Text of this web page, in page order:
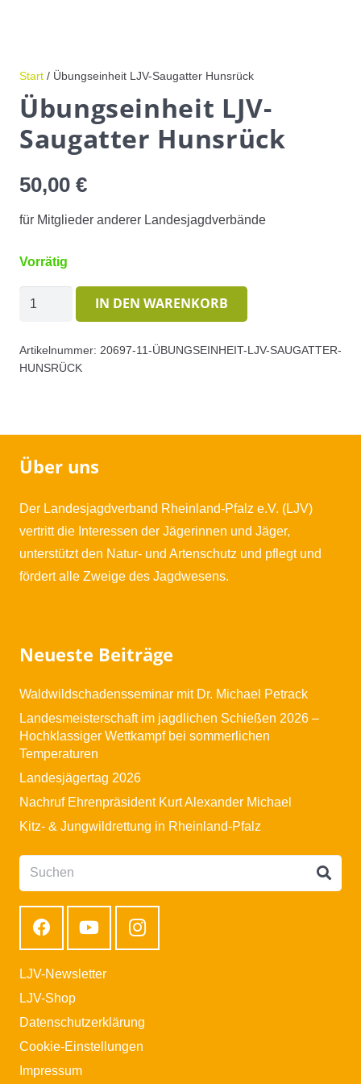
Start / Übungseinheit LJV-Saugatter Hunsrück
Übungseinheit LJV-
Saugatter Hunsrück
50,00 €
für Mitglieder anderer Landesjagdverbände
Vorrätig
Übungseinheit
Hunsrück
IN DEN WARENKORB
Artikelnummer: 20697-11-ÜBUNGSEINHEIT-LJV-SAUGATTER-
HUNSRÜCK
Über uns
Der Landesjagdverband Rheinland-Pfalz e.V. (LJV)
vertritt die Interessen der Jägerinnen und Jäger,
unterstützt den Natur- und Artenschutz und pflegt und
fördert alle Zweige des Jagdwesens.
Neueste Beiträge
Waldwildschadensseminar mit Dr. Michael Petrack
Landesmeisterschaft im jagdlichen Schießen 2026 –
Hochklassiger Wettkampf bei sommerlichen
Temperaturen
Landesjägertag 2026
Nachruf Ehrenpräsident Kurt Alexander Michael
Kitz- & Jungwildrettung in Rheinland-Pfalz
LJV-Newsletter
LJV-Shop
Datenschutzerklärung
Cookie-Einstellungen
Impressum